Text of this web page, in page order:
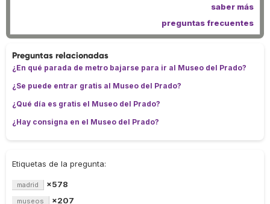
saber más
preguntas frecuentes
Preguntas relacionadas
¿En qué parada de metro bajarse para ir al Museo del Prado?
¿Se puede entrar gratis al Museo del Prado?
¿Qué día es gratis el Museo del Prado?
¿Hay consigna en el Museo del Prado?
Etiquetas de la pregunta:
madrid ×578
museos ×207